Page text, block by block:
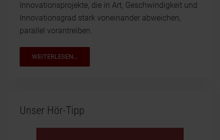
Innovationsprojekte, die in Art, Geschwindigkeit und
Innovationsgrad stark voneinander abweichen,
parallel vorantreiben.
WEITERLESEN...
Unser Hör-Tipp